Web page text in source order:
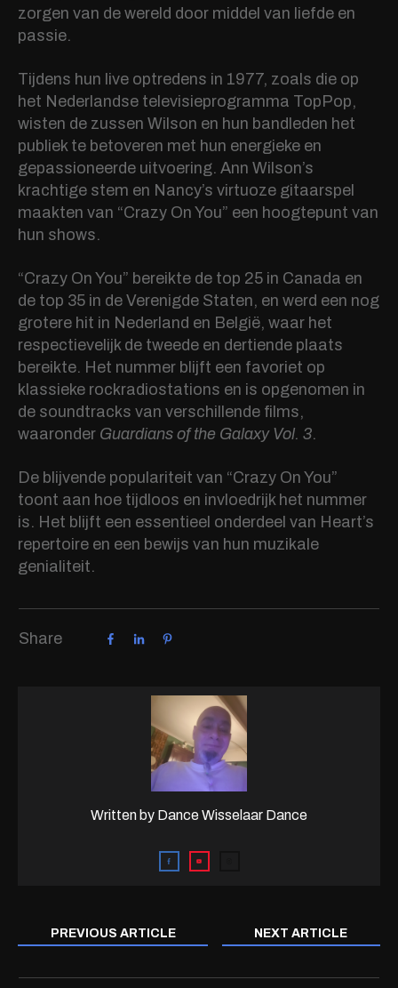
zorgen van de wereld door middel van liefde en
passie.
Tijdens hun live optredens in 1977, zoals die op
het Nederlandse televisieprogramma TopPop,
wisten de zussen Wilson en hun bandleden het
publiek te betoveren met hun energieke en
gepassioneerde uitvoering. Ann Wilson’s
krachtige stem en Nancy’s virtuoze gitaarspel
maakten van “Crazy On You” een hoogtepunt van
hun shows.
“Crazy On You” bereikte de top 25 in Canada en
de top 35 in de Verenigde Staten, en werd een nog
grotere hit in Nederland en België, waar het
respectievelijk de tweede en dertiende plaats
bereikte. Het nummer blijft een favoriet op
klassieke rockradiostations en is opgenomen in
de soundtracks van verschillende films,
waaronder Guardians of the Galaxy Vol. 3.
De blijvende populariteit van “Crazy On You”
toont aan hoe tijdloos en invloedrijk het nummer
is. Het blijft een essentieel onderdeel van Heart’s
repertoire en een bewijs van hun muzikale
genialiteit.
Share
Written by Dance Wisselaar Dance
PREVIOUS ARTICLE NEXT ARTICLE